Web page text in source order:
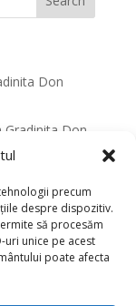
precum
despre dispozitiv.
să procesăm
unice pe acest
poate afecta
Don
Gradinita Don
Sector 2